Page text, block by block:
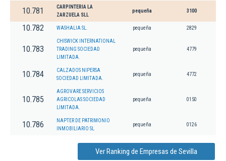
10.781
CARPINTERIA LA
ZARZUELA SLL
pequeña 3100
10.782 WASHALIA SL. pequeña 2829
10.783
CHISWICK INTERNATIONAL
TRADING SOCIEDAD
LIMITADA.
pequeña 4779
10.784
CALZADOS NIPERSA
SOCIEDAD LIMITADA.
pequeña 4772
10.785
AGROVARE SERVICIOS
AGRICOLAS SOCIEDAD
LIMITADA.
pequeña 0150
10.786
NAPTER DE PATRIMONIO
INMOBILIARIO SL
pequeña 0126
Ver Ranking de Empresas de Sevilla